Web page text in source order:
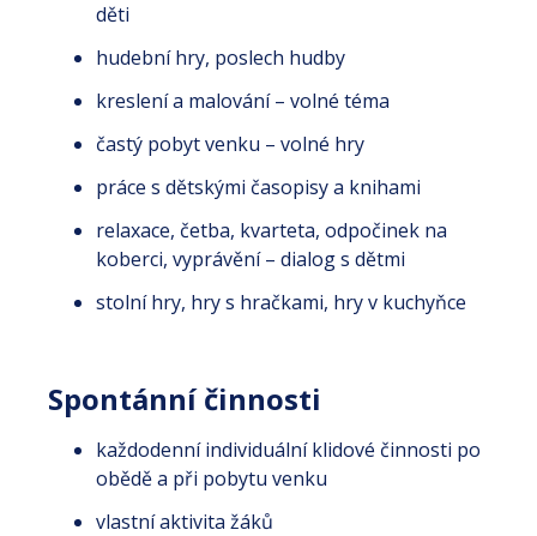
děti
hudební hry, poslech hudby
kreslení a malování – volné téma
častý pobyt venku – volné hry
práce s dětskými časopisy a knihami
relaxace, četba, kvarteta, odpočinek na
koberci, vyprávění – dialog s dětmi
stolní hry, hry s hračkami, hry v kuchyňce
Spontánní činnosti
každodenní individuální klidové činnosti po
obědě a při pobytu venku
vlastní aktivita žáků